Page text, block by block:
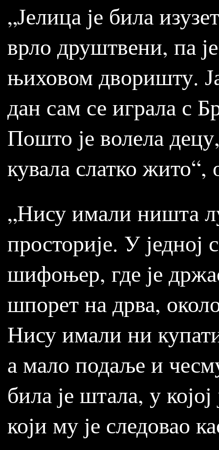
„Јелица је била
врло друштвени, па
њиховом дворишту.
дан сам се играла с
Пошто је волела
кувала слатко
„Нису имали ништа
просторије. У
шифоњер, где је
шпорет на дрва,
Нису имали ни
а мало подаље и
била је штала, у
који му је следовао